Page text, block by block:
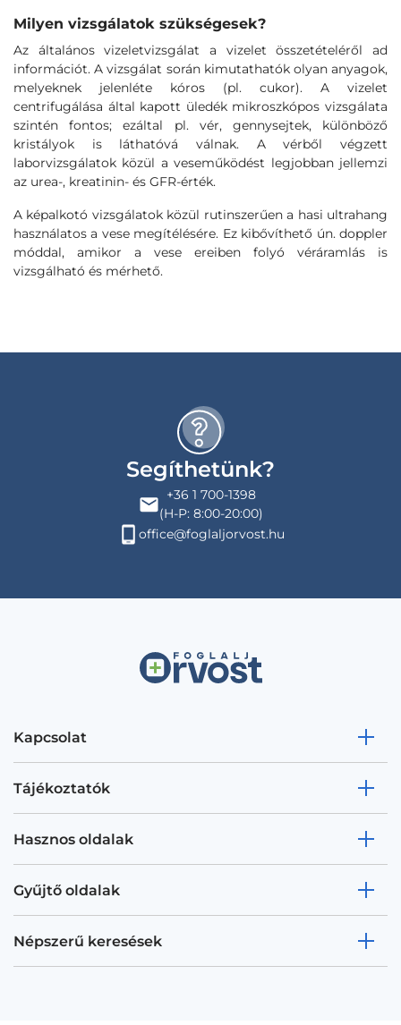
Milyen vizsgálatok szükségesek?
Az általános vizeletvizsgálat a vizelet összetételéről ad
információt. A vizsgálat során kimutathatók olyan anyagok,
melyeknek jelenléte kóros (pl. cukor). A vizelet
centrifugálása által kapott üledék mikroszkópos vizsgálata
szintén fontos; ezáltal pl. vér, gennysejtek, különböző
kristályok is láthatóvá válnak. A vérből végzett
laborvizsgálatok közül a veseműködést legjobban jellemzi
az urea-, kreatinin- és GFR-érték.
A képalkotó vizsgálatok közül rutinszerűen a hasi ultrahang
használatos a vese megítélésére. Ez kibővíthető ún. doppler
móddal, amikor a vese ereiben folyó véráramlás is
vizsgálható és mérhető.
Segíthetünk?
+36 1 700-1398
(H-P: 8:00-20:00)
office@foglaljorvost.hu
Kapcsolat
Tájékoztatók
Hasznos oldalak
Gyűjtő oldalak
Népszerű keresések